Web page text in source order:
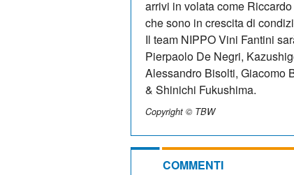
arrivi in volata come
che sono in crescita di
Il team NIPPO Vini Fantini
Pierpaolo De Negri,
Alessandro Bisolti, Giacomo
& Shinichi Fukushima.
Copyright © TBW
COMMENTI